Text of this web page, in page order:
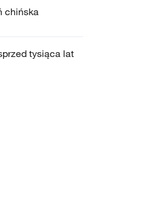
chińska
tysiąca lat